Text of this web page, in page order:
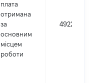
плата
отримана
за
основним
місцем
роботи
492269